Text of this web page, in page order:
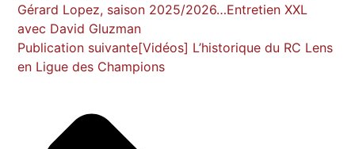
Gérard Lopez, saison 2025/2026…Entretien XXL
avec David Gluzman
Publication suivante[Vidéos] L’historique du RC Lens
en Ligue des Champions